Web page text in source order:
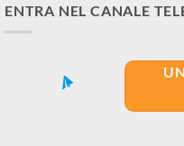
ENTRA NEL CANALE